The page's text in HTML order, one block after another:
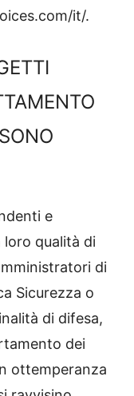
it/.
e
loro qualità di
di
Sicurezza o
di difesa,
dei
ottemperanza